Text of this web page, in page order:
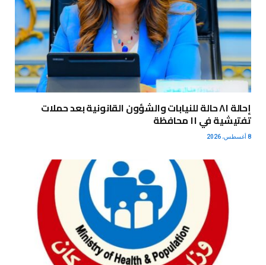
إحالة ٨١ حالة للنيابات والشؤون القانونية بعد حملات
تفتيشية في ١١ محافظة
8 أغسطس، 2026